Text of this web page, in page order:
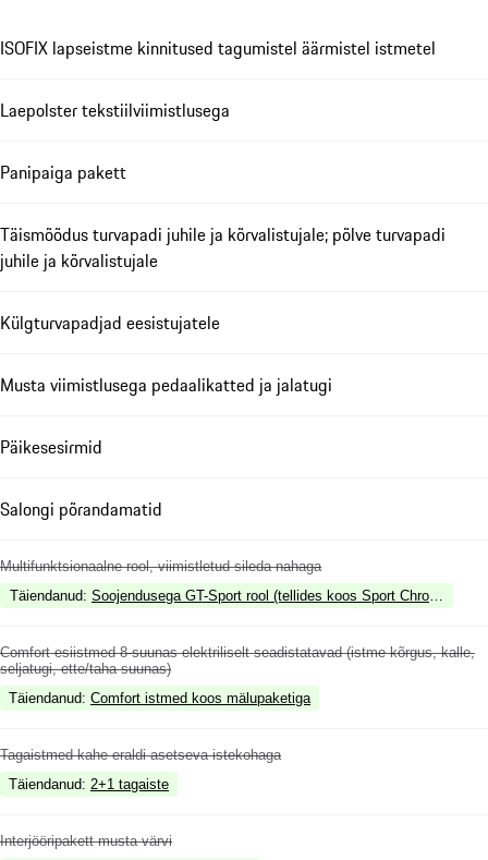
ISOFIX lapseistme kinnitused tagumistel äärmistel istmetel
Laepolster tekstiilviimistlusega
Panipaiga pakett
Täismõõdus turvapadi juhile ja kõrvalistujale; põlve turvapadi
juhile ja kõrvalistujale
Külgturvapadjad eesistujatele
Musta viimistlusega pedaalikatted ja jalatugi
Päikesesirmid
Salongi põrandamatid
Multifunktsionaalne rool, viimistletud sileda nahaga
Täiendanud: Soojendusega GT-Sport rool (tellides koos Sport Chrono
Comfort esiistmed 8-suunas elektriliselt seadistatavad (istme kõrgus, kalle,
seljatugi, ette/taha suunas)
Täiendanud: Comfort istmed koos mälupaketiga
Tagaistmed kahe eraldi asetseva istekohaga
Täiendanud: 2+1 tagaiste
Interjööripakett musta värvi